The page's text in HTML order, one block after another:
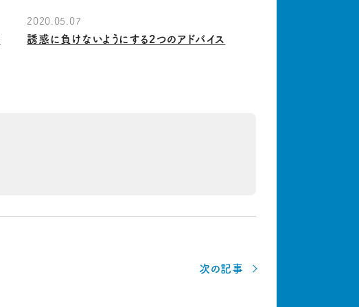
2020.05.07
誘惑に負けないようにする2つのアドバイス
次の記事